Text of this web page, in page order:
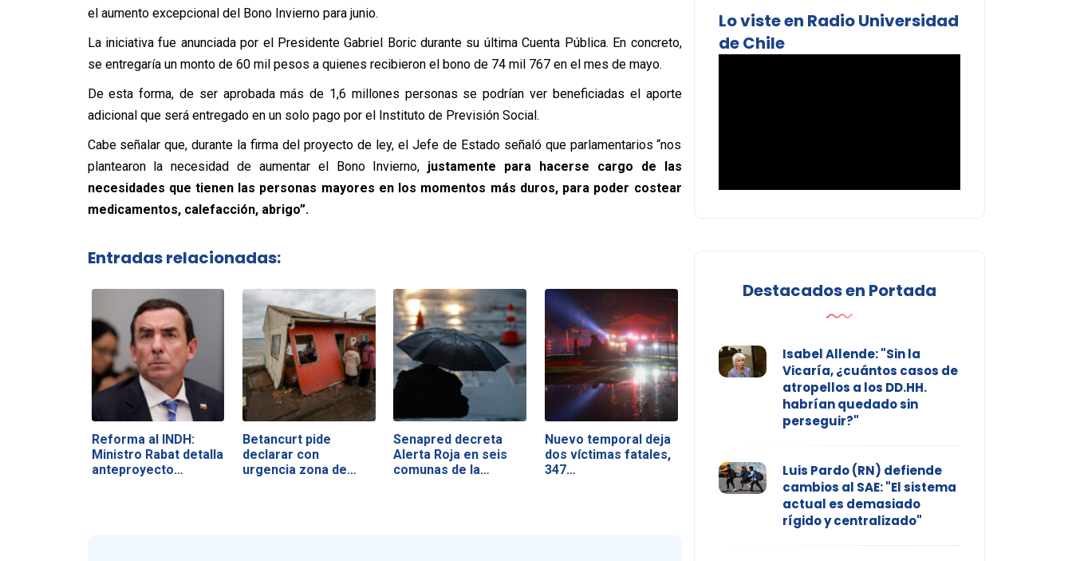
el aumento excepcional del Bono Invierno para junio.
La iniciativa fue anunciada por el Presidente Gabriel Boric durante su última Cuenta Pública. En concreto,
se entregaría un monto de 60 mil pesos a quienes recibieron el bono de 74 mil 767 en el mes de mayo.
De esta forma, de ser aprobada más de 1,6 millones personas se podrían ver beneficiadas el aporte
adicional que será entregado en un solo pago por el Instituto de Previsión Social.
Cabe señalar que, durante la firma del proyecto de ley, el Jefe de Estado señaló que parlamentarios “nos
plantearon la necesidad de aumentar el Bono Invierno, justamente para hacerse cargo de las
necesidades que tienen las personas mayores en los momentos más duros, para poder costear
medicamentos, calefacción, abrigo”.
Entradas relacionadas:
Reforma al INDH:
Ministro Rabat detalla
anteproyecto…
Betancurt pide
declarar con
urgencia zona de…
Senapred decreta
Alerta Roja en seis
comunas de la…
Nuevo temporal deja
dos víctimas fatales,
347…
Lo viste en Radio Universidad
de Chile
Destacados en Portada
Isabel Allende: "Sin la
Vicaría, ¿cuántos casos de
atropellos a los DD.HH.
habrían quedado sin
perseguir?"
Luis Pardo (RN) defiende
cambios al SAE: "El sistema
actual es demasiado
rígido y centralizado"